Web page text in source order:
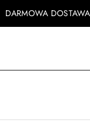
DARMOWA